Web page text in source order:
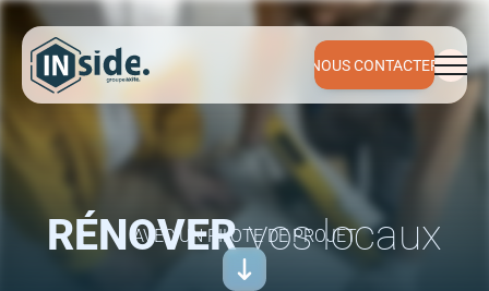
NOUS CONTACTER
RÉNOVER vos locaux
AVEC UN PILOTE DE PROJET